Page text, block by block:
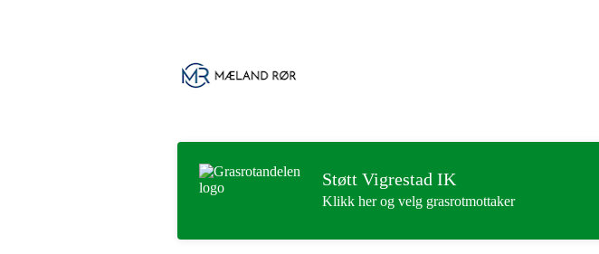
Støtt Vigrestad IK
Klikk her og velg grasrotmottaker